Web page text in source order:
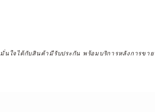
มั่นใจได้กับสินค้ามีรับประกัน พร้อมบริการหลังการขาย